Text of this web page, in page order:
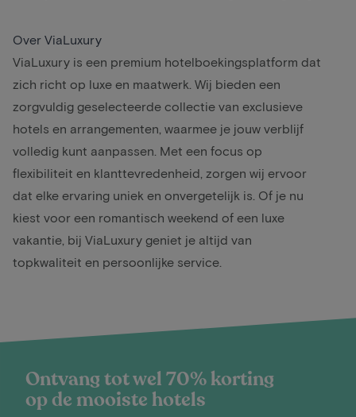
Over ViaLuxury
ViaLuxury is een premium hotelboekingsplatform dat
zich richt op luxe en maatwerk. Wij bieden een
zorgvuldig geselecteerde collectie van exclusieve
hotels en arrangementen, waarmee je jouw verblijf
volledig kunt aanpassen. Met een focus op
flexibiliteit en klanttevredenheid, zorgen wij ervoor
dat elke ervaring uniek en onvergetelijk is. Of je nu
kiest voor een romantisch weekend of een luxe
vakantie, bij ViaLuxury geniet je altijd van
topkwaliteit en persoonlijke service.
Ontvang tot wel 70% korting
op de mooiste hotels